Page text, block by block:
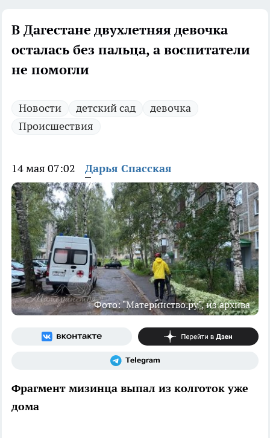
В Дагестане двухлетняя девочка
осталась без пальца, а воспитатели
не помогли
Новости детский сад
девочка
Происшествия
14 мая 07:02 Дарья Спасская
Фото: "Материнство.ру", из архива
Фрагмент мизинца выпал из колготок уже
дома